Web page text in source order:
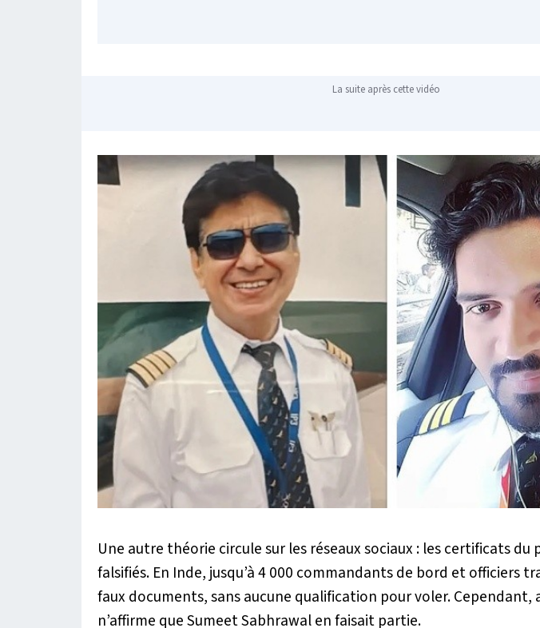
La suite après cette vidéo
Une autre théorie circule sur les réseaux sociaux : les certificats
falsifiés. En Inde, jusqu’à 4 000 commandants de bord et officiers
faux documents, sans aucune qualification pour voler. Cependant,
n’affirme que Sumeet Sabhrawal en faisait partie.